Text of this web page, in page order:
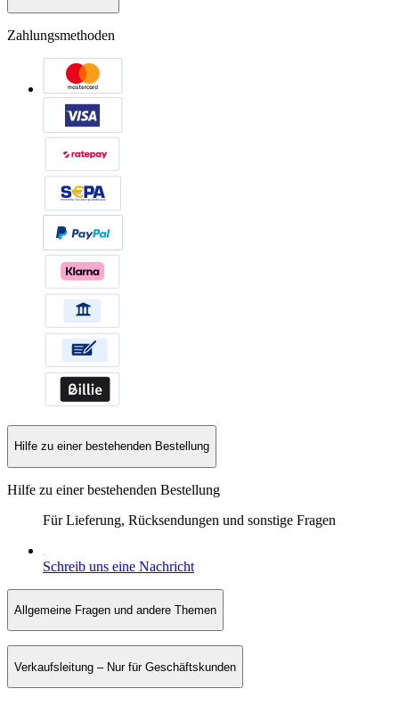
Zahlungsmethoden
Hilfe zu einer bestehenden Bestellung
Hilfe zu einer bestehenden Bestellung
Für Lieferung, Rücksendungen und sonstige Fragen
Schreib uns eine Nachricht
Allgemeine Fragen und andere Themen
Verkaufsleitung – Nur für Geschäftskunden